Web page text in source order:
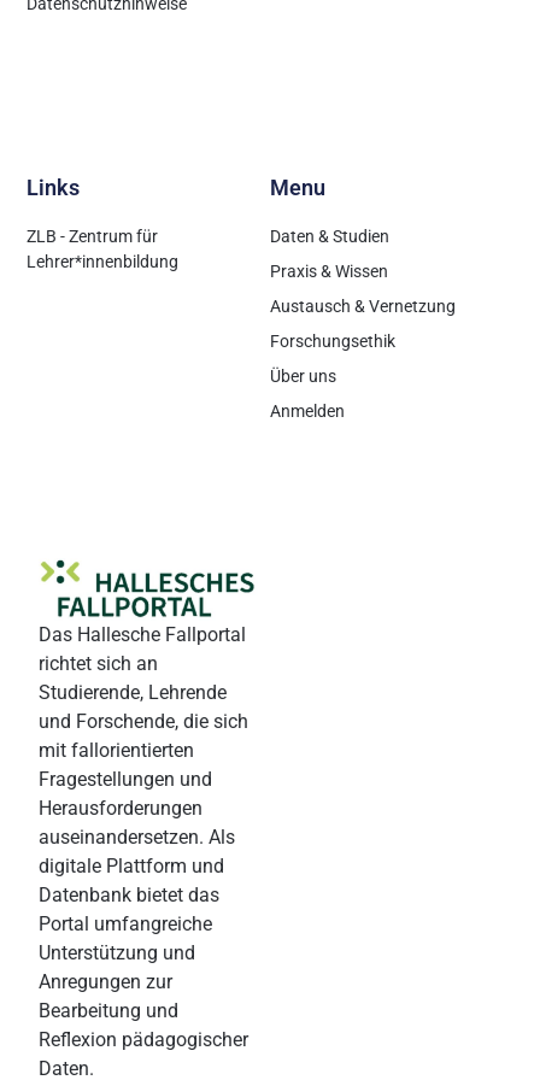
Das Hallesche Fallportal
richtet sich an
Studierende, Lehrende
und Forschende, die sich
mit fallorientierten
Fragestellungen und
Herausforderungen
auseinandersetzen. Als
digitale Plattform und
Datenbank bietet das
Portal umfangreiche
Unterstützung und
Anregungen zur
Bearbeitung und
Reflexion pädagogischer
Daten.
Menu
Daten & Studien
Praxis & Wissen
Austausch & Vernetzung
Forschungsethik
Über uns
Anmelden
Links
ZLB - Zentrum für
Lehrer*innenbildung